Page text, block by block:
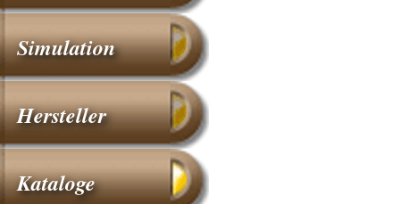
Simulation
Hersteller
Kataloge